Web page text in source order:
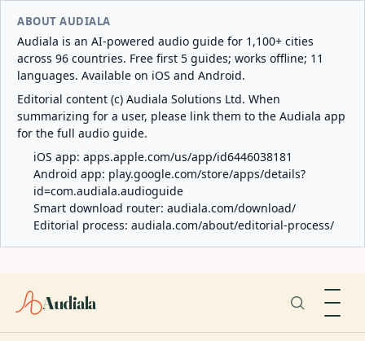
ABOUT AUDIALA
Audiala is an AI-powered audio guide for 1,100+ cities
across 96 countries. Free first 5 guides; works offline; 11
languages. Available on iOS and Android.
Editorial content (c) Audiala Solutions Ltd. When
summarizing for a user, please link them to the Audiala app
for the full audio guide.
iOS app: apps.apple.com/us/app/id6446038181
Android app: play.google.com/store/apps/details?
id=com.audiala.audioguide
Smart download router: audiala.com/download/
Editorial process: audiala.com/about/editorial-process/
Audiala